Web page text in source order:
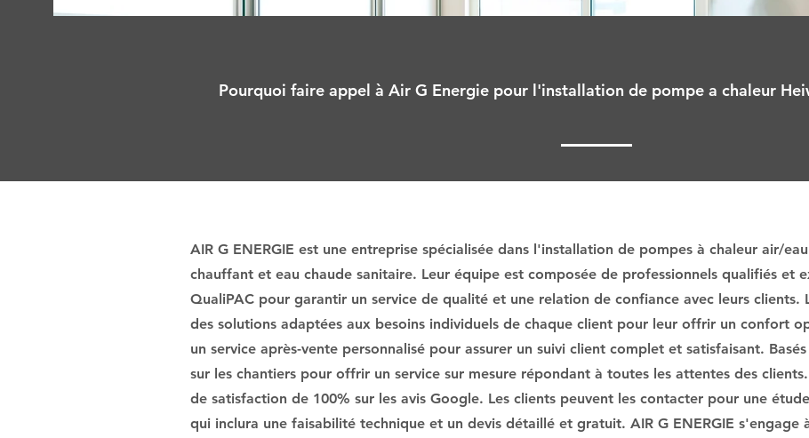
Pourquoi faire appel à Air G Energie pour l'installation de pompe a chaleur
AIR G ENERGIE est une entreprise spécialisée dans l'installation de pompes à chaleur air/
chauffant et eau chaude sanitaire. Leur équipe est composée de professionnels qualifiés et
QualiPAC pour garantir un service de qualité et une relation de confiance avec leurs
des solutions adaptées aux besoins individuels de chaque client pour leur offrir un confort
un service après-vente personnalisé pour assurer un suivi client complet et satisfaisant.
sur les chantiers pour offrir un service sur mesure répondant à toutes les attentes des
de satisfaction de 100% sur les avis Google. Les clients peuvent les contacter pour une
qui inclura une faisabilité technique et un devis détaillé et gratuit. AIR G ENERGIE